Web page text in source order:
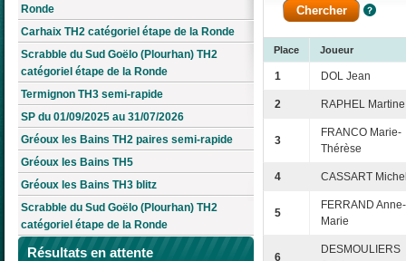
Ronde
Carhaix TH2 catégoriel étape de la Ronde
Scrabble du Sud Goëlo (Plourhan) TH2
catégoriel étape de la Ronde
Termignon TH3 semi-rapide
SP du 01/09/2025 au 31/07/2026
Gréoux les Bains TH2 paires semi-rapide
Gréoux les Bains TH5
Gréoux les Bains TH3 blitz
Scrabble du Sud Goëlo (Plourhan) TH2
catégoriel étape de la Ronde
Résultats en attente
Place Joueur
1 DOL Jean
2 RAPHEL Martine
3
FRANCO Marie-
Thérèse
4 CASSART
5
FERRAND Anne-
Marie
6
DESMOULIERS